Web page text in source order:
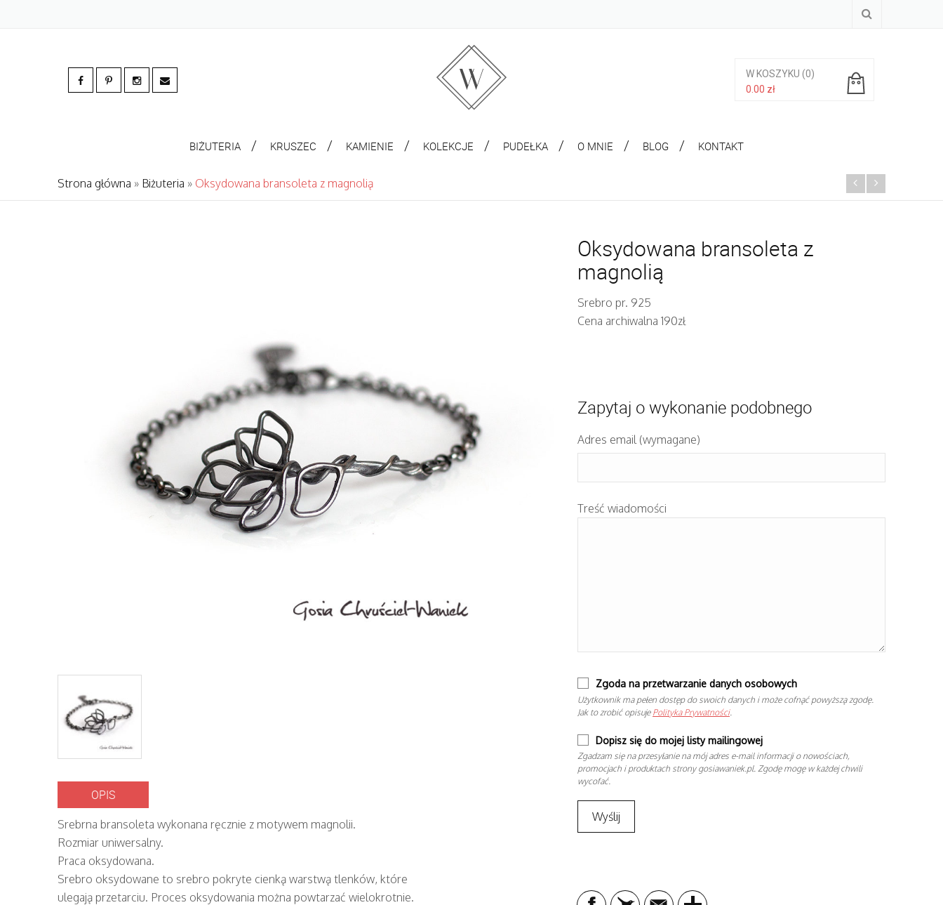
W KOSZYKU (0)
0.00 zł
BIŻUTERIA KRUSZEC KAMIENIE KOLEKCJE PUDEŁKA O MNIE BLOG KONTAKT
Strona główna » Biżuteria » Oksydowana bransoleta z magnolią
OPIS
Srebrna bransoleta wykonana ręcznie z motywem magnolii.
Rozmiar uniwersalny.
Praca oksydowana.
Srebro oksydowane to srebro pokryte cienką warstwą tlenków, które
ulegają przetarciu. Proces oksydowania można powtarzać wielokrotnie.
Oksydowana bransoleta z
magnolią
Srebro pr. 925
Cena archiwalna 190zł
Zapytaj o wykonanie podobnego
Adres email (wymagane)
Treść wiadomości
Zgoda na przetwarzanie danych osobowych
Użytkownik ma pełen dostęp do swoich danych i może cofnąć powyższą zgodę.
Jak to zrobić opisuje Polityka Prywatności.
Dopisz się do mojej listy mailingowej
Zgadzam się na przesyłanie na mój adres e-mail informacji o nowościach,
promocjach i produktach strony gosiawaniek.pl. Zgodę mogę w każdej chwili
wycofać.